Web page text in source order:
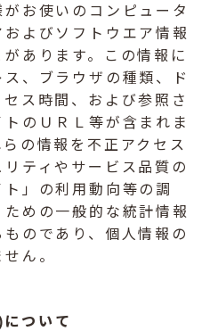
お使いのコンピュータ
よびソフトウエア情報
あります。この情報に
、ブラウザの種類、ド
ス時間、および参照さ
のＵＲＬ等が含まれま
の情報を不正アクセス
ティやサービス品質の
」の利用動向等の調
めの一般的な統計情報
ものであり、個人情報の
ん。
ついて